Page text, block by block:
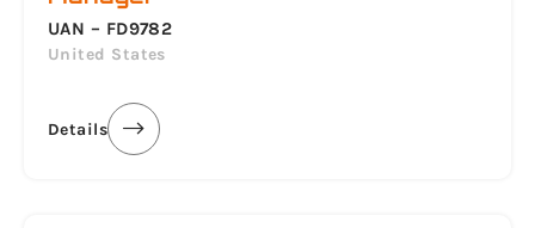
UAN – FD9782
United States
Details